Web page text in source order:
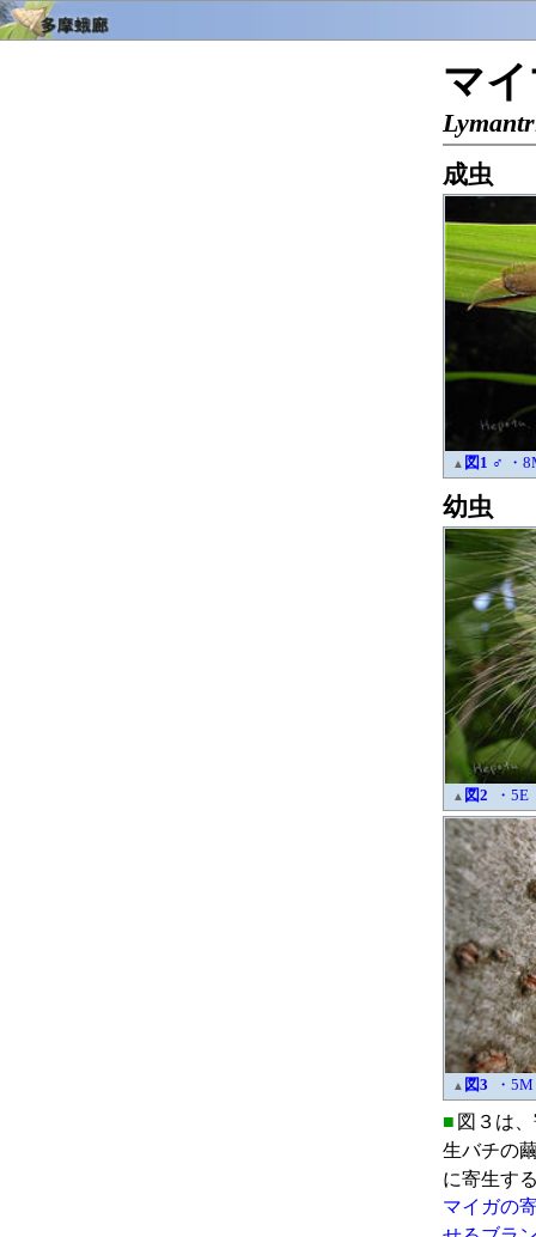
マ
成虫
▲ 図1 ♂ ・
幼虫
▲ 図2 ・5E
▲ 図3 ・5M
■ 図３は
生バチの
に寄生す
マイガの